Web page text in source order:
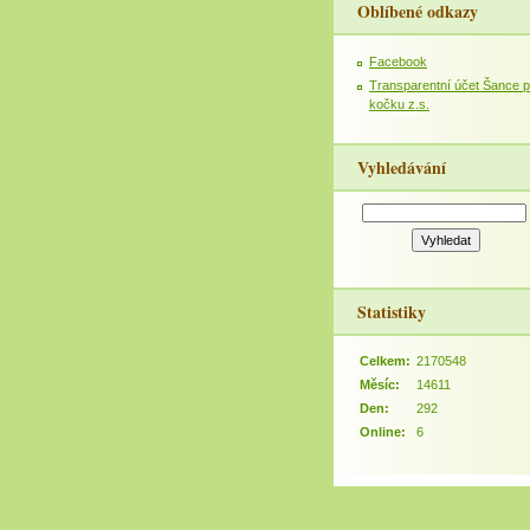
Oblíbené odkazy
Facebook
Transparentní účet Šance
kočku z.s.
Vyhledávání
Statistiky
Online: 6
Celkem: 2170548
Měsíc:
14611
Den:
292